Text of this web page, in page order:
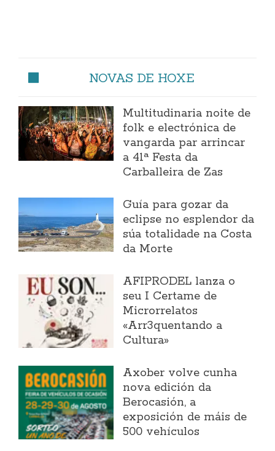
NOVAS DE HOXE
Multitudinaria noite de
folk e electrónica de
vangarda par arrincar
a 41ª Festa da
Carballeira de Zas
Guía para gozar da
eclipse no esplendor da
súa totalidade na Costa
da Morte
AFIPRODEL lanza o
seu I Certame de
Microrrelatos
«Arr3quentando a
Cultura»
Axober volve cunha
nova edición da
Berocasión, a
exposición de máis de
500 vehículos